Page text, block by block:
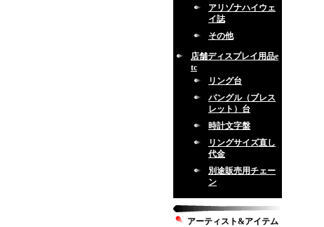
アリゾナハイウェ
イ誌
その他
店舗ディスプレイ用品e
tc
リング台
バングル（ブレス
レット）台
時計文字盤
リングサイズ直し
代金
別途販売用チェー
ン
アーティスト&アイテム